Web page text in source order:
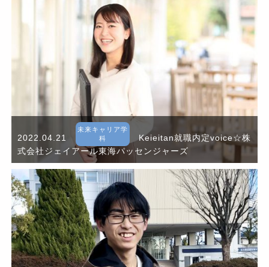
2022.04.21
未来キャリア学
科
Keieitan就職内定voice☆株
式会社ジェイアール東海パッセンジャーズ